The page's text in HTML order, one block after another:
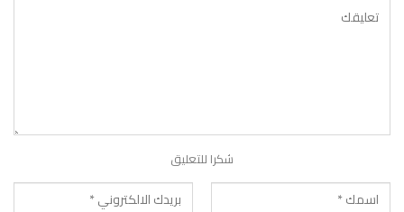
شكرا للتعليق